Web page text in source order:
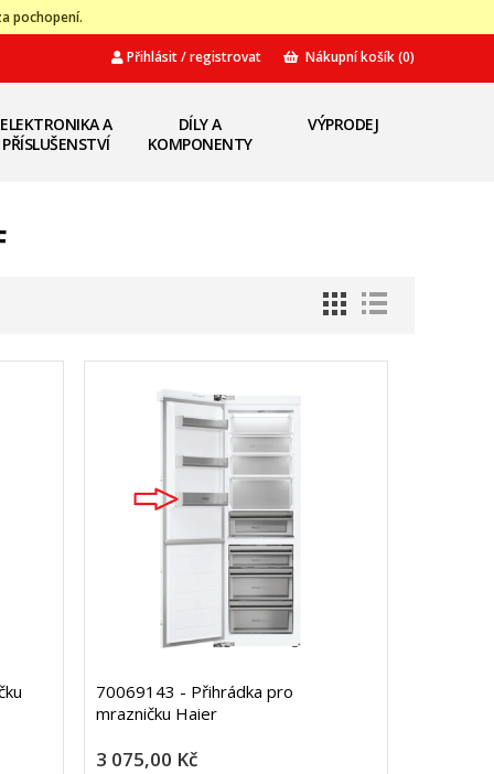
pochopení.
Přihlásit / registrovat Nákupní košík(0)
ELEKTRONIKA A
PŘÍSLUŠENSTVÍ
DÍLY A
KOMPONENTY
VÝPRODEJ
70069143 - Přihrádka pro
mrazničku Haier
3 075,00 Kč